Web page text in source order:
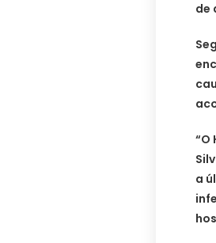
de
“O
a